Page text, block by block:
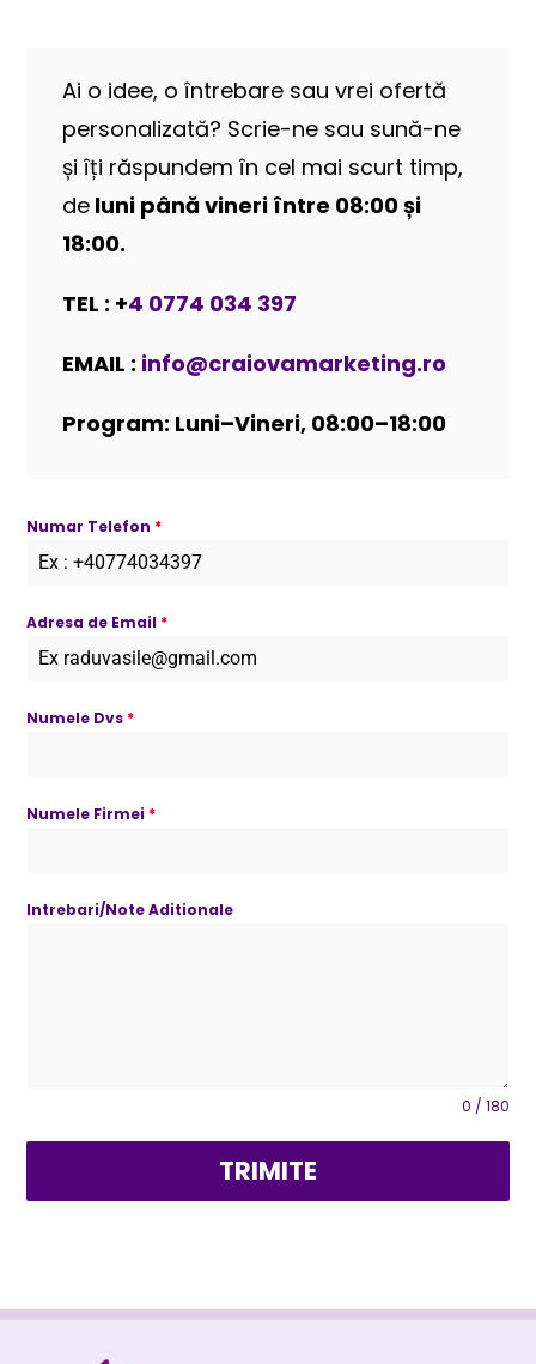
Ai o idee, o întrebare sau vrei ofertă
personalizată? Scrie-ne sau sună-ne
și îți răspundem în cel mai scurt timp,
de luni până vineri între 08:00 și
18:00.
TEL : +4 0774 034 397
EMAIL : info@craiovamarketing.ro
Program: Luni–Vineri, 08:00–18:00
Numar Telefon *
Adresa de Email *
Numele Dvs *
Numele Firmei *
Intrebari/Note Aditionale
0 / 180
TRIMITE